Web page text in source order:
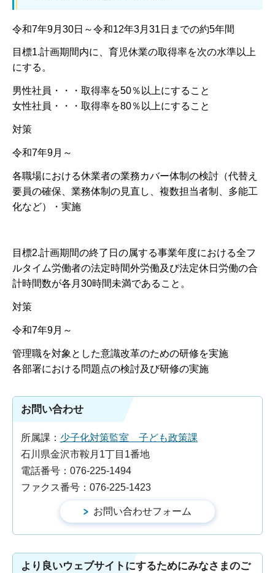
令和7年9月30日～令和12年3月31日までの約5年間
目標1.計画期間内に、育児休業の取得率を次の水準以上
にする。
男性社員・・・取得率を50％以上にすること
女性社員・・・取得率を80％以上にすること
対策
令和7年9月～
各職場における休業者の業務カバー体制の検討（代替え
要員の確保、業務体制の見直し、複数担当者制、多能工
化など）・実施
目標2.計画期間の終了日の属する事業年度における全フ
ルタイム労働者の法定時間外労働及び法定休日労働の合
計時間数が各月30時間未満であること。
対策
令和7年9月～
管理職を対象とした意識改革のための研修を実施
各部署における問題点の検討及び研修の実施
お問い合わせ
所属課： 少子化対策監室 子ども政策課
石川県金沢市鞍月1丁目1番地
電話番号：076-225-1494
ファクス番号：076-225-1423
より良いウェブサイトにするためにみなさまのご